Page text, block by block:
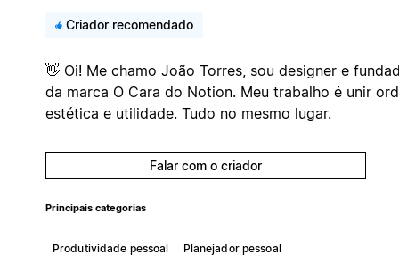
Criador recomendado
👋 Oi! Me chamo João Torres, sou designer e
da marca O Cara do Notion. Meu trabalho é unir
estética e utilidade. Tudo no mesmo lugar.
Falar com o criador
Principais categorias
Produtividade pessoal
Planejador pessoal